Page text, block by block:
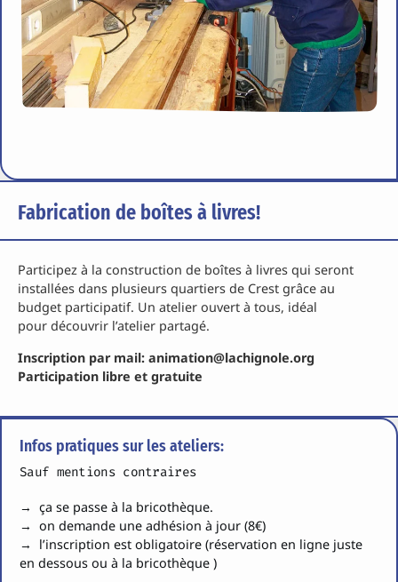
Fabrication de boîtes à livres!
Participez à la construction de boîtes à livres qui seront
installées dans plusieurs quartiers de Crest grâce au
budget participatif. Un atelier ouvert à tous, idéal
pour découvrir l’atelier partagé.
Inscription par mail: animation@lachignole.org
Participation libre et gratuite
Infos pratiques sur les ateliers:
Sauf mentions contraires
→ ça se passe à la bricothèque.
→ on demande une adhésion à jour (8€)
→ l’inscription est obligatoire (réservation en ligne juste
en dessous ou à la bricothèque )